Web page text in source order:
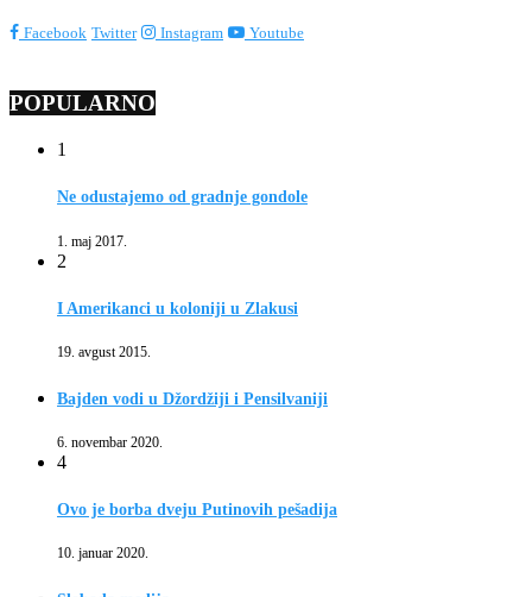
Facebook Twitter Instagram Youtube
POPULARNO
1
Ne odustajemo od gradnje gondole
1. maj 2017.
2
I Amerikanci u koloniji u Zlakusi
19. avgust 2015.
Bajden vodi u Džordžiji i Pensilvaniji
6. novembar 2020.
4
Ovo je borba dveju Putinovih pešadija
10. januar 2020.